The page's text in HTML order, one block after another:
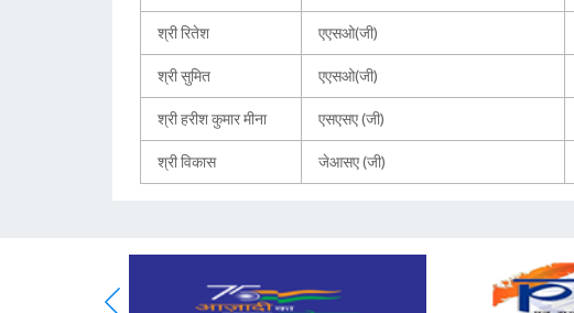
श्री रितेश एएसओ(जी)
श्री सुमित एएसओ(जी)
श्री हरीश कुमार मीना एसएसए (जी)
श्री विकास जेआसए (जी)